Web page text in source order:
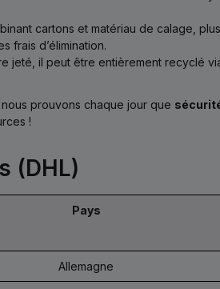
cartons et matériau de calage,
frais d’élimination.
jeté, il peut être entièrement recyclé
prouvons chaque jour que
!
(DHL)
Pays
Allemagne